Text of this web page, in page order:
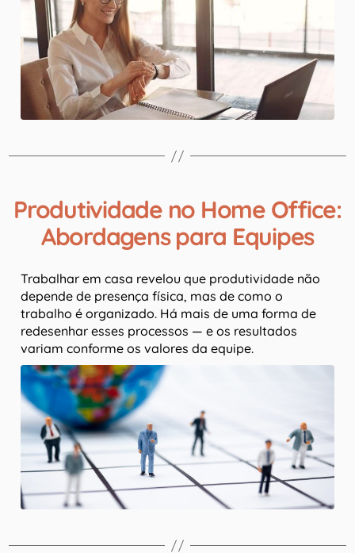
Produtividade no Home Office:
Abordagens para Equipes
Trabalhar em casa revelou que produtividade não
depende de presença física, mas de como o
trabalho é organizado. Há mais de uma forma de
redesenhar esses processos — e os resultados
variam conforme os valores da equipe.